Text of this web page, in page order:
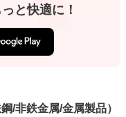
と快適に！
/非鉄金属/金属製品）